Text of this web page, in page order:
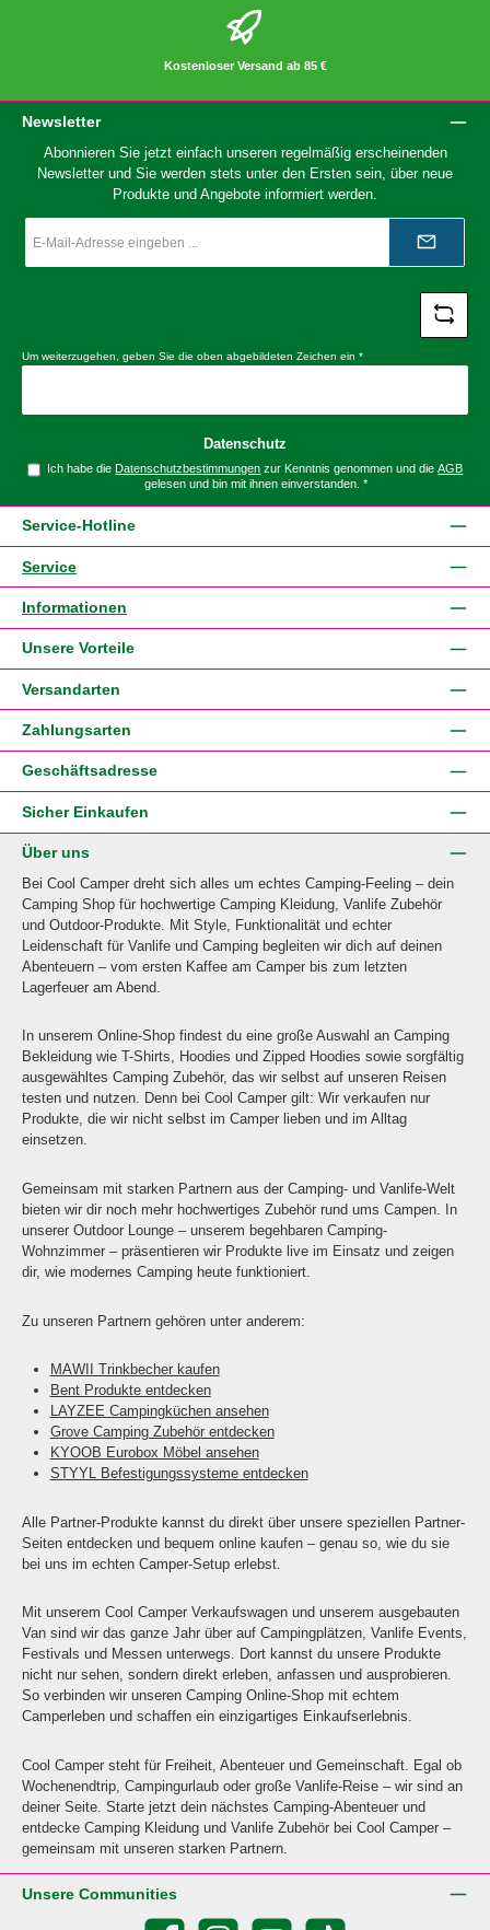
Kostenloser Versand ab 85 €
Newsletter
Abonnieren Sie jetzt einfach unseren regelmäßig erscheinenden
Newsletter und Sie werden stets unter den Ersten sein, über neue
Produkte und Angebote informiert werden.
Mail-
*
Um weiterzugehen, geben Sie die oben abgebildeten Zeichen ein *
Datenschutz
Ich habe dieDatenschutzbestimmungen zur Kenntnis genommen und dieAGB
gelesen und bin mit ihnen einverstanden. *
Service-Hotline
Service
Informationen
Unsere Vorteile
Versandarten
Zahlungsarten
Geschäftsadresse
Sicher Einkaufen
Über uns
Bei Cool Camper dreht sich alles um echtes Camping-Feeling – dein
Camping Shop für hochwertige Camping Kleidung, Vanlife Zubehör
und Outdoor-Produkte. Mit Style, Funktionalität und echter
Leidenschaft für Vanlife und Camping begleiten wir dich auf deinen
Abenteuern – vom ersten Kaffee am Camper bis zum letzten
Lagerfeuer am Abend.
In unserem Online-Shop findest du eine große Auswahl an Camping
Bekleidung wie T-Shirts, Hoodies und Zipped Hoodies sowie sorgfältig
ausgewähltes Camping Zubehör, das wir selbst auf unseren Reisen
testen und nutzen. Denn bei Cool Camper gilt: Wir verkaufen nur
Produkte, die wir nicht selbst im Camper lieben und im Alltag
einsetzen.
Gemeinsam mit starken Partnern aus der Camping- und Vanlife-Welt
bieten wir dir noch mehr hochwertiges Zubehör rund ums Campen. In
unserer Outdoor Lounge – unserem begehbaren Camping-
Wohnzimmer – präsentieren wir Produkte live im Einsatz und zeigen
dir, wie modernes Camping heute funktioniert.
Zu unseren Partnern gehören unter anderem:
MAWII Trinkbecher kaufen
Bent Produkte entdecken
LAYZEE Campingküchen ansehen
Grove Camping Zubehör entdecken
KYOOB Eurobox Möbel ansehen
STYYL Befestigungssysteme entdecken
Alle Partner-Produkte kannst du direkt über unsere speziellen Partner-
Seiten entdecken und bequem online kaufen – genau so, wie du sie
bei uns im echten Camper-Setup erlebst.
Mit unserem Cool Camper Verkaufswagen und unserem ausgebauten
Van sind wir das ganze Jahr über auf Campingplätzen, Vanlife Events,
Festivals und Messen unterwegs. Dort kannst du unsere Produkte
nicht nur sehen, sondern direkt erleben, anfassen und ausprobieren.
So verbinden wir unseren Camping Online-Shop mit echtem
Camperleben und schaffen ein einzigartiges Einkaufserlebnis.
Cool Camper steht für Freiheit, Abenteuer und Gemeinschaft. Egal ob
Wochenendtrip, Campingurlaub oder große Vanlife-Reise – wir sind an
deiner Seite. Starte jetzt dein nächstes Camping-Abenteuer und
entdecke Camping Kleidung und Vanlife Zubehör bei Cool Camper –
gemeinsam mit unseren starken Partnern.
Unsere Communities